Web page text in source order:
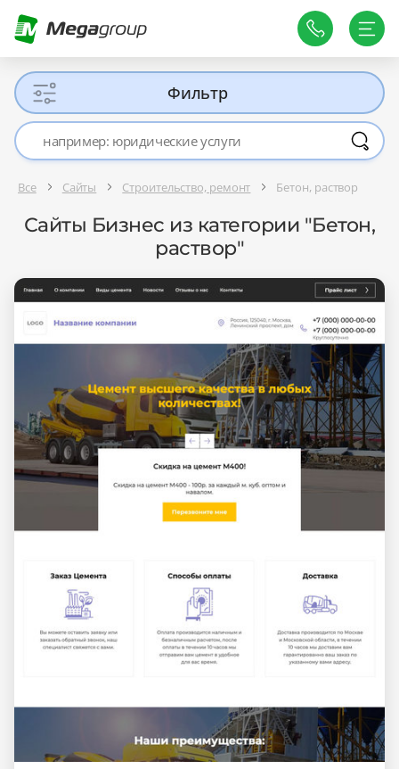
Фильтр
Все Сайты Строительство, ремонт Бетон, раствор
Сайты Бизнес из категории "Бетон,
раствор"